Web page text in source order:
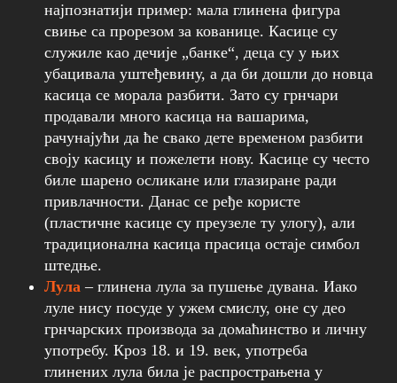
најпознатији пример: мала глинена фигура
свиње са прорезом за кованице. Касице су
служиле као дечије „банке“, деца су у њих
убацивала уштеђевину, а да би дошли до новца
касица се морала разбити. Зато су грнчари
продавали много касица на вашарима,
рачунајући да ће свако дете временом разбити
своју касицу и пожелети нову. Касице су често
биле шарено осликане или глазиране ради
привлачности. Данас се ређе користе
(пластичне касице су преузеле ту улогу), али
традиционална касица прасица остаје симбол
штедње.
Лула – глинена лула за пушење дувана. Иако
луле нису посуде у ужем смислу, оне су део
грнчарских производа за домаћинство и личну
употребу. Кроз 18. и 19. век, употреба
глинених лула била је распрострањена у